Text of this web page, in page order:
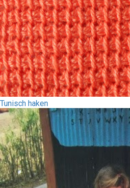
Tunisch haken